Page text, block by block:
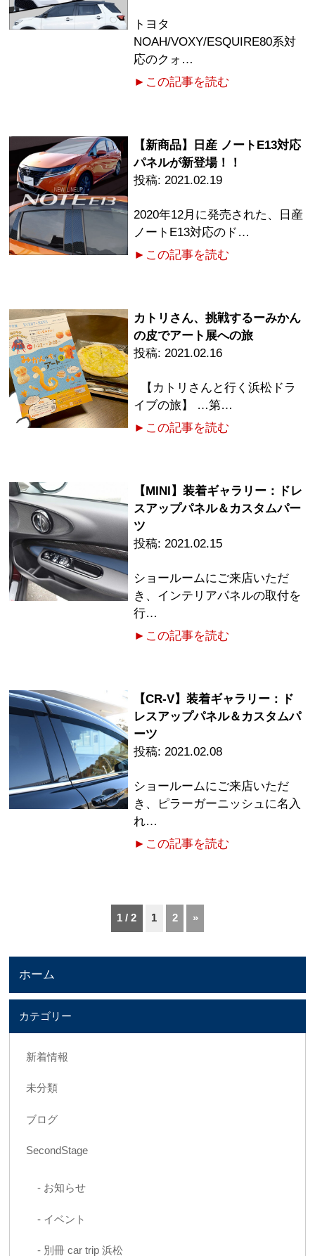
トヨタ
NOAH/VOXY/ESQUIRE80系対
応のクォ…
►この記事を読む
【新商品】日産 ノートE13対応
パネルが新登場！！
2021.02.19
2020年12月に発売された、日産
ノートE13対応のド…
►この記事を読む
カトリさん、挑戦するーみかん
の皮でアート展への旅
2021.02.16
【カトリさんと行く浜松ドラ
イブの旅】 …第…
►この記事を読む
【MINI】装着ギャラリー：ドレ
スアップパネル＆カスタムパー
ツ
2021.02.15
ショールームにご来店いただ
き、インテリアパネルの取付を
行…
►この記事を読む
【CR-V】装着ギャラリー：ド
レスアップパネル＆カスタムパ
ーツ
2021.02.08
ショールームにご来店いただ
き、ピラーガーニッシュに名入
れ…
►この記事を読む
1 / 2 1 2 »
ホーム
カテゴリー
新着情報
未分類
ブログ
SecondStage
お知らせ
イベント
別冊 car trip 浜松